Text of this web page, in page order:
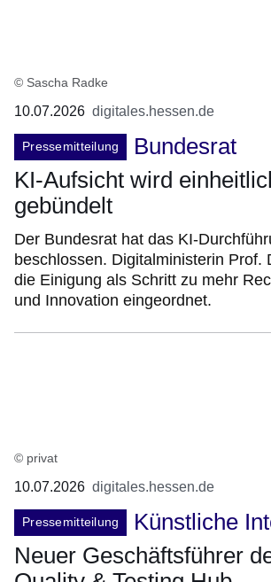
© Sascha Radke
10.07.2026 digitales.hessen.de
Pressemitteilung
Bundesrat
KI-Aufsicht wird
gebündelt
Der Bundesrat hat das KI-
beschlossen. Digitalministerin Prof.
die Einigung als Schritt zu mehr
und Innovation eingeordnet.
© privat
10.07.2026 digitales.hessen.de
Pressemitteilung
Künstliche
Neuer Geschäftsführer